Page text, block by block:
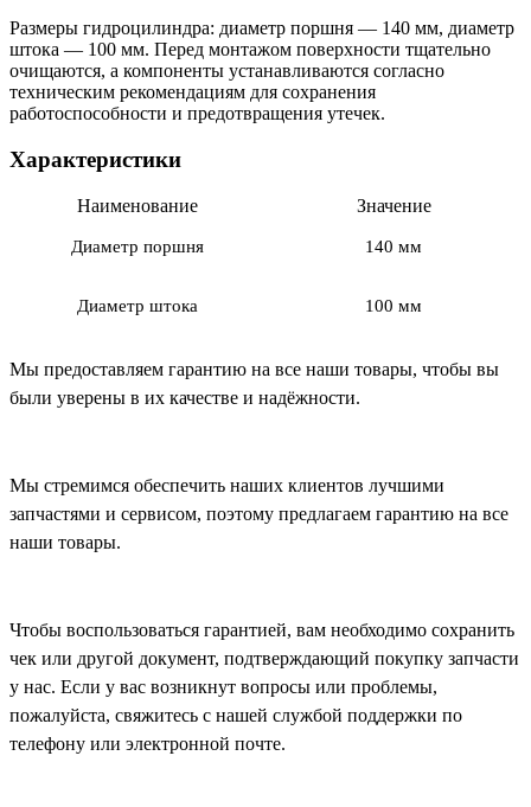
Размеры гидроцилиндра: диаметр поршня — 140 мм, диаметр
штока — 100 мм. Перед монтажом поверхности тщательно
очищаются, а компоненты устанавливаются согласно
техническим рекомендациям для сохранения
работоспособности и предотвращения утечек.
Характеристики
Наименование Значение
Диаметр поршня 140 мм
Диаметр штока 100 мм
Мы предоставляем гарантию на все наши товары, чтобы вы
были уверены в их качестве и надёжности.
Мы стремимся обеспечить наших клиентов лучшими
запчастями и сервисом, поэтому предлагаем гарантию на все
наши товары.
Чтобы воспользоваться гарантией, вам необходимо сохранить
чек или другой документ, подтверждающий покупку запчасти
у нас. Если у вас возникнут вопросы или проблемы,
пожалуйста, свяжитесь с нашей службой поддержки по
телефону или электронной почте.